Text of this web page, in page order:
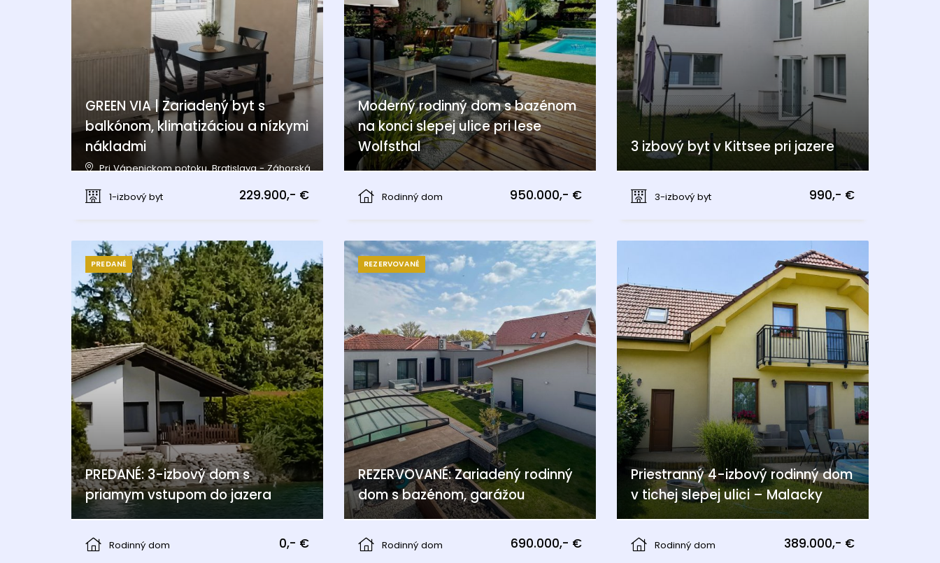
GREEN VIA | Zariadený byt s
balkónom, klimatizáciou a nízkymi
nákladmi
Pri Vápenickom potoku, Bratislava - Záhorská
1-izbový byt
229.900,- €
Moderný rodinný dom s bazénom
na konci slepej ulice pri lese
Wolfsthal
Rodinný dom
950.000,- €
3 izbový byt v Kittsee pri jazere
3-izbový byt
990,- €
PREDANÉ
PREDANÉ: 3-izbový dom s
priamym vstupom do jazera
Rodinný dom
0,- €
REZERVOVANÉ
REZERVOVANÉ: Zariadený rodinný
dom s bazénom, garážou
Rodinný dom
690.000,- €
Priestranný 4-izbový rodinný dom
v tichej slepej ulici – Malacky
Rodinný dom
389.000,- €